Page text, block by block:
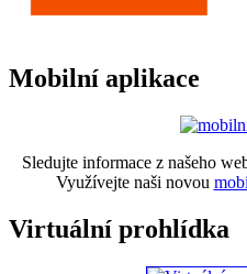
Mobilní aplikace
Sledujte informace z našeho
Využívejte naši novou
Virtuální prohlídka